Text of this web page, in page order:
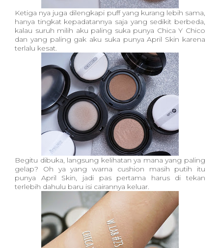
Ketiga nya juga dilengkapi puff yang kurang lebih sama,
hanya tingkat kepadatannya saja yang sedikit berbeda,
kalau suruh milih aku paling suka punya Chica Y Chico
dan yang paling gak aku suka punya April Skin karena
terlalu kesat.
Begitu dibuka, langsung kelihatan ya mana yang paling
gelap? Oh ya yang warna cushion masih putih itu
punya April Skin, jadi pas pertama harus di tekan
terlebih dahulu baru isi cairannya keluar.